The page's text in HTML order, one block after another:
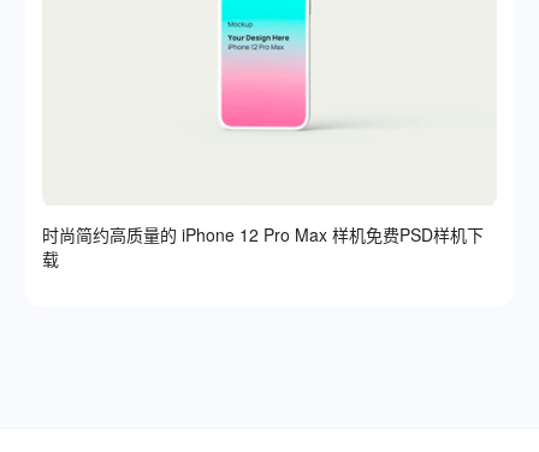
时尚简约高质量的 iPhone 12 Pro Max 样机免费PSD样机下
载